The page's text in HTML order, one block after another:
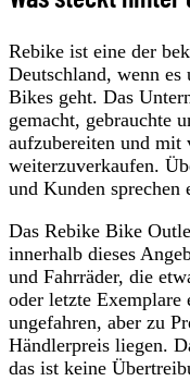
Rebike ist eine der
Deutschland, wenn
Bikes geht. Das
gemacht, gebrauchte
aufzubereiten und mit
weiterzuverkaufen.
und Kunden sprechen
Das Rebike Bike
innerhalb dieses
und Fahrräder, die
oder letzte
ungefahren, aber zu
Händlerpreis liegen.
das ist keine